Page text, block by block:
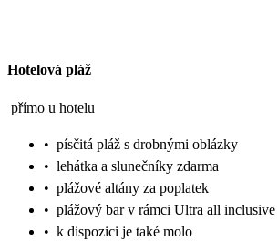
Hotelová pláž
přímo u hotelu
• písčitá pláž s drobnými oblázky
• lehátka a slunečníky zdarma
• plážové altány za poplatek
• plážový bar v rámci Ultra all inclusive
• k dispozici je také molo